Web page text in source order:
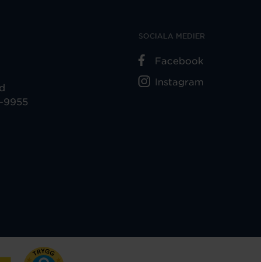
9955
SOCIALA MEDIER
Facebook
Instagram